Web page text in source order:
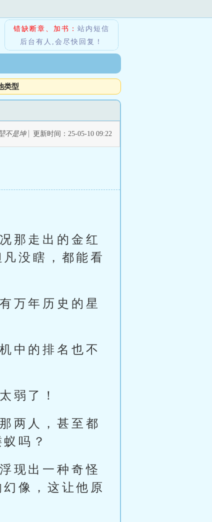
错缺断章、加书： 站内短信
后台有人,会尽快回复！
类型
不是坤 更新时间：25-05-10 09:22
那走出的金红
没瞎，都能看
万年历史的星
中的排名也不
弱了！
两人，甚至都
吗？
现出一种奇怪
像，这让他原